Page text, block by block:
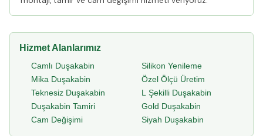
Hizmet Alanlarımız
Camlı Duşakabin
Mika Duşakabin
Teknesiz Duşakabin
Duşakabin Tamiri
Cam Değişimi
Silikon Yenileme
Özel Ölçü Üretim
L Şekilli Duşakabin
Gold Duşakabin
Siyah Duşakabin